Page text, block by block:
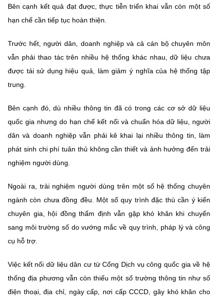
Bên cạnh kết quả đạt được, thực tiễn triển khai vẫn còn một số
hạn chế cần tiếp tục hoàn thiện.
Trước hết, người dân, doanh nghiệp và cả cán bộ chuyên môn
vẫn phải thao tác trên nhiều hệ thống khác nhau, dữ liệu chưa
được tái sử dụng hiệu quả, làm giảm ý nghĩa của hệ thống tập
trung.
Bên cạnh đó, dù nhiều thông tin đã có trong các cơ sở dữ liệu
quốc gia nhưng do hạn chế kết nối và chuẩn hóa dữ liệu, người
dân và doanh nghiệp vẫn phải kê khai lại nhiều thông tin, làm
phát sinh chi phí tuân thủ không cần thiết và ảnh hưởng đến trải
nghiệm người dùng.
Ngoài ra, trải nghiệm người dùng trên một số hệ thống chuyên
ngành còn chưa đồng đều. Một số quy trình đặc thù cần ý kiến
chuyên gia, hội đồng thẩm định vẫn gặp khó khăn khi chuyển
sang môi trường số do vướng mắc về quy trình, pháp lý và công
cụ hỗ trợ.
Việc kết nối dữ liệu dân cư từ Cổng Dịch vụ công quốc gia về hệ
thống địa phương vẫn còn thiếu một số trường thông tin như số
điện thoại, địa chỉ, ngày cấp, nơi cấp CCCD, gây khó khăn cho